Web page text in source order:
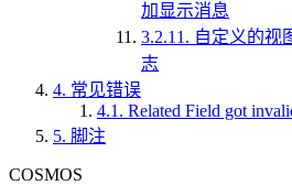
加显示消息
3.2.11. 自定义的视
志
4. 常见错误
4.1. Related Field got
5. 脚注
COSMOS